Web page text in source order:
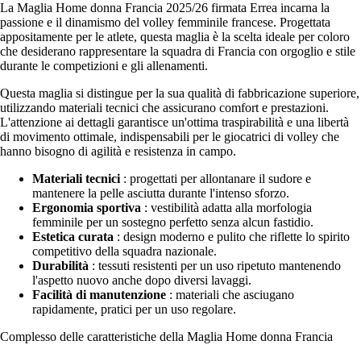
La Maglia Home donna Francia 2025/26 firmata Errea incarna la
passione e il dinamismo del volley femminile francese. Progettata
appositamente per le atlete, questa maglia è la scelta ideale per coloro
che desiderano rappresentare la squadra di Francia con orgoglio e stile
durante le competizioni e gli allenamenti.
Questa maglia si distingue per la sua qualità di fabbricazione superiore,
utilizzando materiali tecnici che assicurano comfort e prestazioni.
L'attenzione ai dettagli garantisce un'ottima traspirabilità e una libertà
di movimento ottimale, indispensabili per le giocatrici di volley che
hanno bisogno di agilità e resistenza in campo.
Materiali tecnici : progettati per allontanare il sudore e
mantenere la pelle asciutta durante l'intenso sforzo.
Ergonomia sportiva : vestibilità adatta alla morfologia
femminile per un sostegno perfetto senza alcun fastidio.
Estetica curata : design moderno e pulito che riflette lo spirito
competitivo della squadra nazionale.
Durabilità : tessuti resistenti per un uso ripetuto mantenendo
l'aspetto nuovo anche dopo diversi lavaggi.
Facilità di manutenzione : materiali che asciugano
rapidamente, pratici per un uso regolare.
Complesso delle caratteristiche della Maglia Home donna Francia